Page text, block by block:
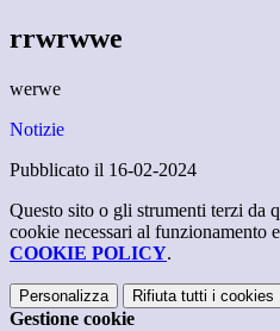
rrwrwwe
werwe
Notizie
Pubblicato il 16-02-2024
Questo sito o gli strumenti terzi da
cookie necessari al funzionamento
COOKIE POLICY.
Personalizza Rifiuta tutti i cookies
Gestione cookie